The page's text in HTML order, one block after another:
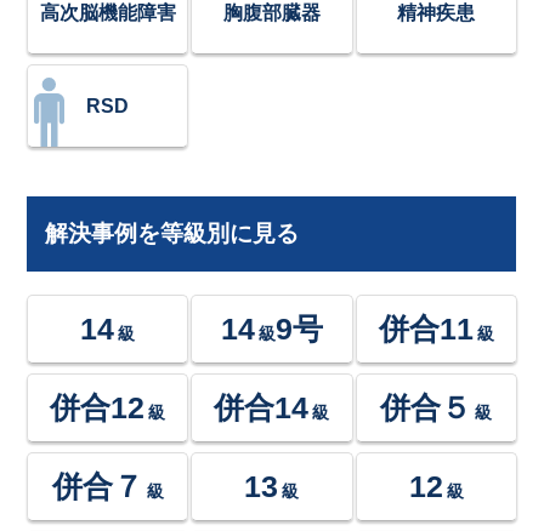
高次脳機能障害 胸腹部臓器 精神疾患
RSD
解決事例を等級別に見る
14 級 14級9号 併合11 級
併合12 級 併合14 級 併合５ 級
併合７ 級 13 級 12 級